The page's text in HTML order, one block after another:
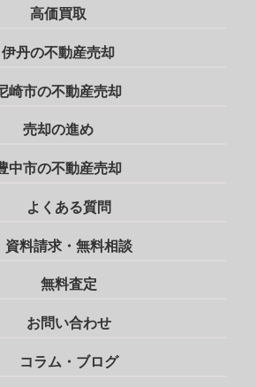
高価買取
伊丹の不動産売却
崎市の不動産売却
売却の進め
中市の不動産売却
よくある質問
資料請求・無料相談
無料査定
お問い合わせ
コラム・ブログ